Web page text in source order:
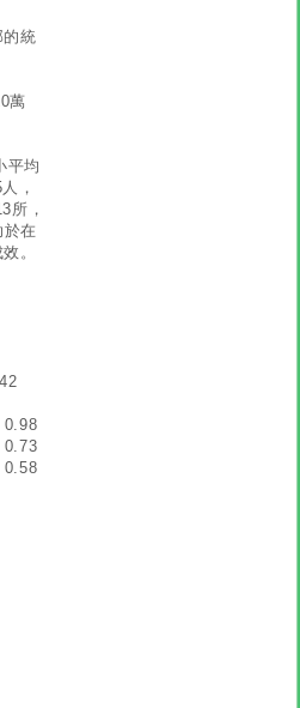
的統
萬
平均
，
所，
在
。
0.98
0.73
0.58